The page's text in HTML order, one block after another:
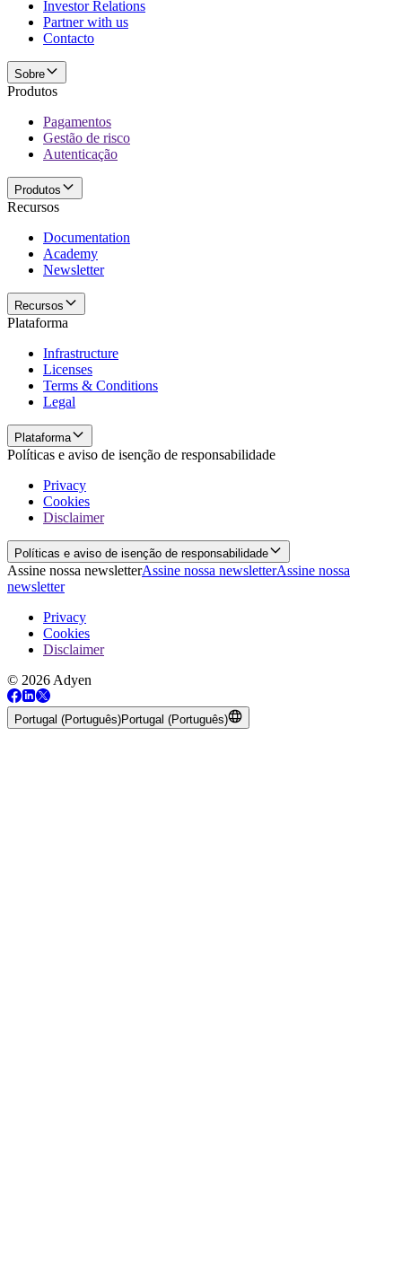
Investor Relations
Partner with us
Contacto
Sobre
Produtos
Pagamentos
Gestão de risco
Autenticação
Produtos
Recursos
Documentation
Academy
Newsletter
Recursos
Plataforma
Infrastructure
Licenses
Terms & Conditions
Legal
Plataforma
Políticas e aviso de isenção de responsabilidade
Privacy
Cookies
Disclaimer
Políticas e aviso de isenção de responsabilidade
Assine nossa newsletterAssine nossa newsletterAssine nossa
newsletter
Privacy
Cookies
Disclaimer
© 2026 Adyen
Portugal (Português)Portugal (Português)